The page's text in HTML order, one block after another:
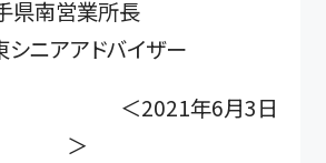
県南営業所長
シニアアドバイザー
年6月3日
＞